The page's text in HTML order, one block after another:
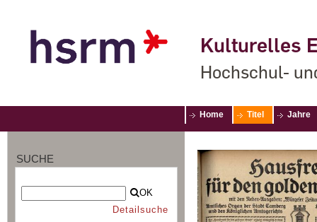
Kulturelles
Hochschul-
Home Titel Jahre
SUCHE
OK
Detailsuche